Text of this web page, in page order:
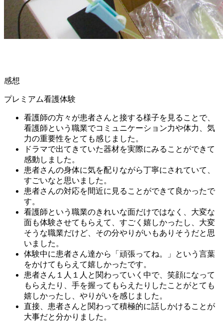
感想
プレミアム看護体験
看護師の方々が患者さんと接する様子を見ることで、
看護師という職業でコミュニケーション力や体力、気
力の重要性をとても感じました。
ドラマで出てきていた器材を実際にみることができて
感動しました。
患者さんの身体に気を配りながら丁寧にされていて、
すごいなと思いました。
患者さんの対応を間近に見ることができて良かったで
す。
看護師という職業のきれいな面だけではなく、大変な
面も体験させてもらえて、すごく嬉しかったし、大変
そうな職業だけど、その分やりがいもありそうだと思
いました。
体験中に患者さん達から「頑張ってね。」という言葉
をかけてもらえて嬉しかったです。
患者さん１人１人と関わっていく中で、笑顔になって
もらえたり、手を握ってもらえたりしたことがとても
嬉しかったし、やりがいを感じました。
直接、患者さんと関わって積極的に話しかけることが
大事だと分かりました。